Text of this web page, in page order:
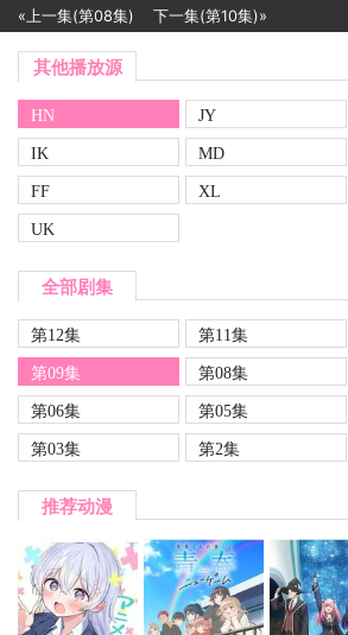
«上一集(第08集) 下一集(第10集)»
其他播放源
HN JY
IK
MD
FF
XL
UK
全部剧集
第12集 第11集
第09集
第08集
第06集
第05集
第03集
第2集
推荐动漫